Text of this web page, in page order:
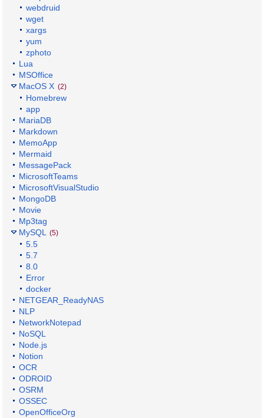
webdruid
wget
xargs
yum
zphoto
Lua
MSOffice
MacOS X (2)
Homebrew
app
MariaDB
Markdown
MemoApp
Mermaid
MessagePack
MicrosoftTeams
MicrosoftVisualStudio
MongoDB
Movie
Mp3tag
MySQL
(5)
5.5
5.7
8.0
Error
docker
NETGEAR_ReadyNAS
NLP
NetworkNotepad
NoSQL
Node.js
Notion
OCR
ODROID
OSRM
OSSEC
OpenOfficeOrg